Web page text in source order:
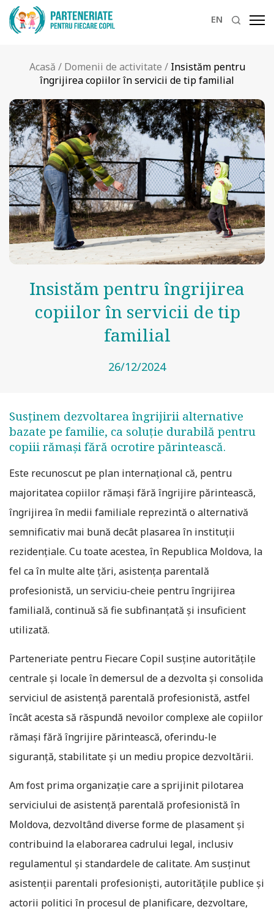
EN
Acasă / Domenii de activitate / Insistăm pentru
îngrijirea copiilor în servicii de tip familial
Insistăm pentru îngrijirea
copiilor în servicii de tip
familial
26/12/2024
Susținem dezvoltarea îngrijirii alternative
bazate pe familie, ca soluție durabilă pentru
copiii rămași fără ocrotire părintească.
Este recunoscut pe plan internațional că, pentru
majoritatea copiilor rămași fără îngrijire părintească,
îngrijirea în medii familiale reprezintă o alternativă
semnificativ mai bună decât plasarea în instituții
rezidențiale. Cu toate acestea, în Republica Moldova, la
fel ca în multe alte țări, asistența parentală
profesionistă, un serviciu-cheie pentru îngrijirea
familială, continuă să fie subfinanțată și insuficient
utilizată.
Parteneriate pentru Fiecare Copil susține autoritățile
centrale și locale în demersul de a dezvolta și consolida
serviciul de asistență parentală profesionistă, astfel
încât acesta să răspundă nevoilor complexe ale copiilor
rămași fără îngrijire părintească, oferindu-le
siguranță, stabilitate și un mediu propice dezvoltării.
Am fost prima organizație care a sprijinit pilotarea
serviciului de asistență parentală profesionistă în
Moldova, dezvoltând diverse forme de plasament și
contribuind la elaborarea cadrului legal, inclusiv
regulamentul și standardele de calitate. Am susținut
asistenții parentali profesioniști, autoritățile publice și
actorii politici în procesul de planificare, dezvoltare,